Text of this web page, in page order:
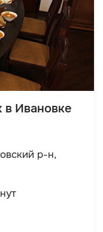
в Ивановке
р-н,